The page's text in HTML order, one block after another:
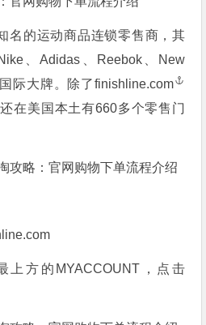
名的运动商品连锁零售商，其
、Adidas、Reebok、New
际大牌。除了finishline.com
在美国本土有660多个零售门
上方的MYACCOUNT，点击